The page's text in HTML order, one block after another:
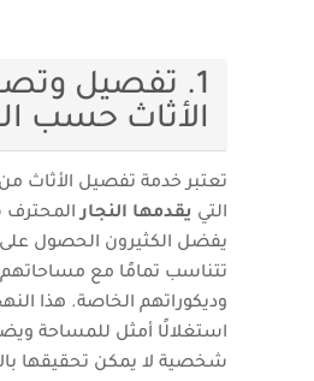
1. تفصيل
الأثاث حسب
تعتبر خدمة تفصيل الأثاث من
التي يقدمها النجارالمحترف
يفضل الكثيرون الحصول
تتناسب تمامًا مع
وديكوراتهم الخاصة. هذا
استغلالًا أمثل للمساحة
شخصية لا يمكن تحقيقها